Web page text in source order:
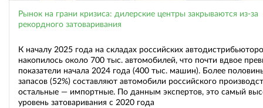
Рынок на грани кризиса: дилерские центры закрываются из-за
рекордного затоваривания
К началу 2025 года на складах российских
накопилось около 700 тыс. автомобилей, что почти вдвое
показатели начала 2024 года (400 тыс. машин). Более
запасов (52%) составляют автомобили российского
остальные — импортные. По данным экспертов, это самый
уровень затоваривания с 2020 года